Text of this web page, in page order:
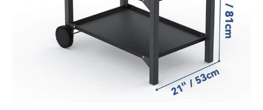
convenant à la plupart
des fêtes d'arrière-cour,
des événements, des
rassemblements, ou des
cuisines, des buffets,
des séances de cuisine
et plus encore, elle est
parfaite pour une